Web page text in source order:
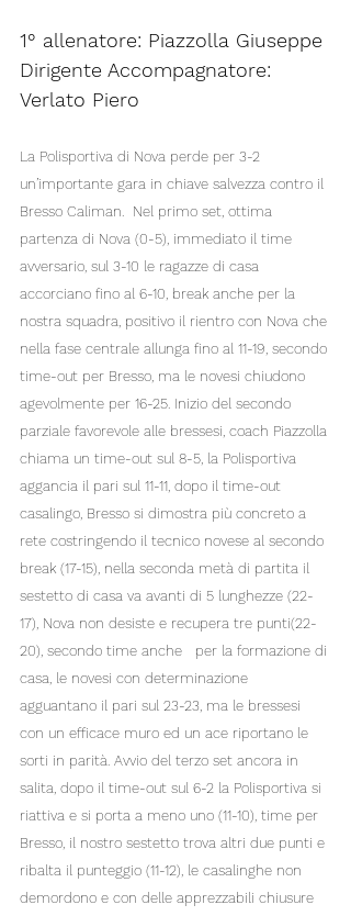
1° allenatore: Piazzolla Giuseppe
Dirigente Accompagnatore:
Verlato Piero
La Polisportiva di Nova perde per 3-2
un’importante gara in chiave salvezza contro il
Bresso Caliman.  Nel primo set, ottima
partenza di Nova (0-5), immediato il time
avversario, sul 3-10 le ragazze di casa
accorciano fino al 6-10, break anche per la
nostra squadra, positivo il rientro con Nova che
nella fase centrale allunga fino al 11-19, secondo
time-out per Bresso, ma le novesi chiudono
agevolmente per 16-25. Inizio del secondo
parziale favorevole alle bressesi, coach Piazzolla
chiama un time-out sul 8-5, la Polisportiva
aggancia il pari sul 11-11, dopo il time-out
casalingo, Bresso si dimostra più concreto a
rete costringendo il tecnico novese al secondo
break (17-15), nella seconda metà di partita il
sestetto di casa va avanti di 5 lunghezze (22-
17), Nova non desiste e recupera tre punti(22-
20), secondo time anche   per la formazione di
casa, le novesi con determinazione
agguantano il pari sul 23-23, ma le bressesi
con un efficace muro ed un ace riportano le
sorti in parità. Avvio del terzo set ancora in
salita, dopo il time-out sul 6-2 la Polisportiva si
riattiva e si porta a meno uno (11-10), time per
Bresso, il nostro sestetto trova altri due punti e
ribalta il punteggio (11-12), le casalinghe non
demordono e con delle apprezzabili chiusure